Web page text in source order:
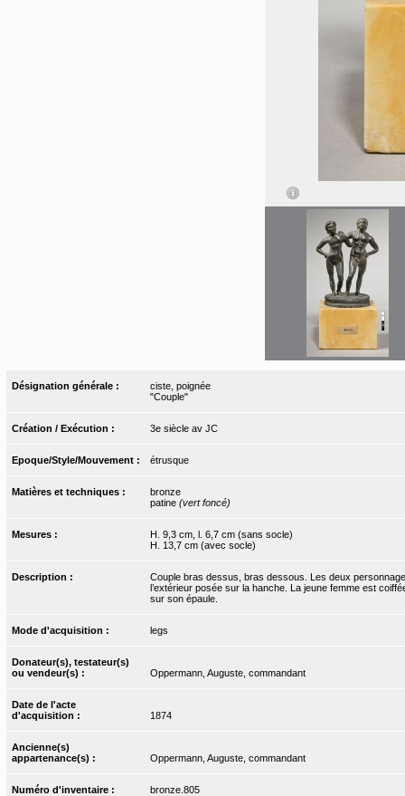
Désignation générale :
ciste, poignée
"Couple"
Création / Exécution : 3e siècle av JC
Epoque/Style/Mouvement : étrusque
Matières et techniques :
bronze
patine (vert foncé)
Mesures :
H. 9,3 cm, l. 6,7 cm (sans socle)
H. 13,7 cm (avec socle)
Description :
Couple bras dessus, bras dessous. Les deux
l’extérieur posée sur la hanche. La jeune femme est
sur son épaule.
Mode d'acquisition : legs
Donateur(s), testateur(s)
ou vendeur(s) :
Oppermann, Auguste, commandant
Date de l'acte
d'acquisition :
1874
Ancienne(s)
appartenance(s) :
Oppermann, Auguste, commandant
Numéro d'inventaire : bronze.805